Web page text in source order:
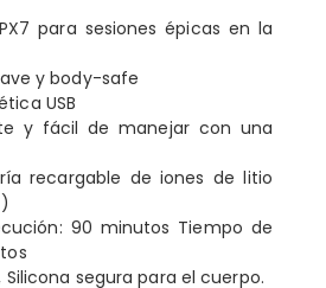
para sesiones épicas en la
y body-safe
USB
y fácil de manejar con una
recargable de iones de litio
90 minutos Tiempo de
Silicona segura para el cuerpo.